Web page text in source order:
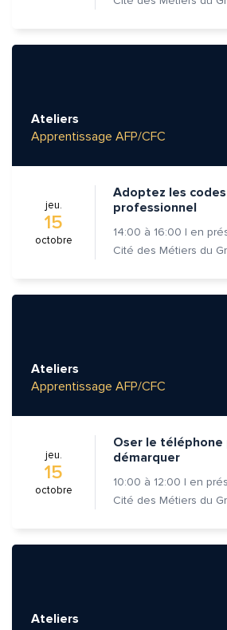
Ateliers
Apprentissage AFP/CFC
jeu.
15
octobre
Adoptez les
professionnel
14:00 à 16:00 | en
Ateliers
Apprentissage AFP/CFC
jeu.
15
octobre
Oser le téléphone
démarquer
10:00 à 12:00 | en
Ateliers
Quelle est la pertinence de